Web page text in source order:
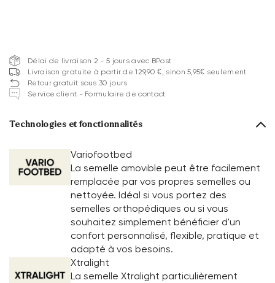
Délai de livraison 2 - 5 jours avec BPost
Livraison gratuite à partir de 129,90 €, sinon 5,95€ seulement
Retour gratuit sous 30 jours
Service client - Formulaire de contact
Technologies et fonctionnalités
Variofootbed
La semelle amovible peut être facilement
remplacée par vos propres semelles ou
nettoyée. Idéal si vous portez des
semelles orthopédiques ou si vous
souhaitez simplement bénéficier d'un
confort personnalisé, flexible, pratique et
adapté à vos besoins.
Xtralight
La semelle Xtralight particulièrement